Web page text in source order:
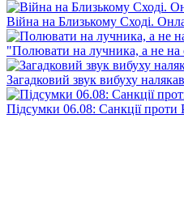
Війна на Близькому Сході.
"Полювати на лучника, а не на
Загадковий звук вибуху
Підсумки 06.08: Санкції